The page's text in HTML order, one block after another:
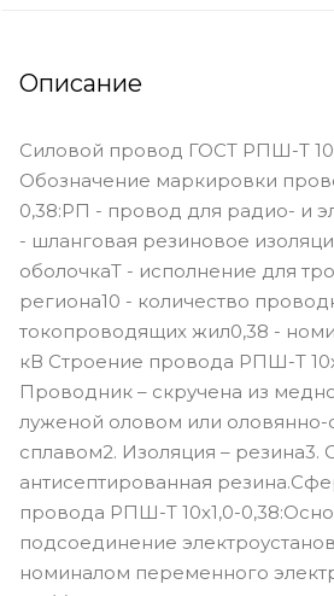
Описание
Силовой провод ГОСТ РПШ-Т
Обозначение маркировки
0,38:РП - провод для радио- и
- шланговая резиновое
оболочкаТ - исполнение для
региона10 - количество
токопроводящих жил0,38 -
кВ Строение провода РПШ-Т
Проводник – скручена из
луженой оловом или
сплавом2. Изоляция – резина3.
антисептированная
провода РПШ-Т 10х1,0-
подсоединение
номиналом переменного